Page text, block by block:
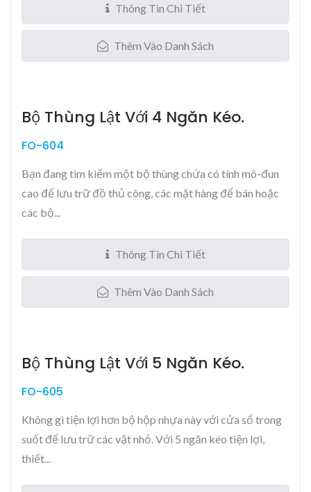
Thông Tin Chi Tiết
Thêm Vào Danh Sách
Bộ Thùng Lật Với 4 Ngăn Kéo.
FO-604
Bạn đang tìm kiếm một bộ thùng chứa có tính mô-đun
cao để lưu trữ đồ thủ công, các mặt hàng để bán hoặc
các bộ...
Thông Tin Chi Tiết
Thêm Vào Danh Sách
Bộ Thùng Lật Với 5 Ngăn Kéo.
FO-605
Không gì tiện lợi hơn bộ hộp nhựa này với cửa sổ trong
suốt để lưu trữ các vật nhỏ. Với 5 ngăn kéo tiện lợi,
thiết...